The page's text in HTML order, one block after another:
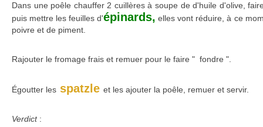
Dans une poêle chauffer 2 cuillères à soupe de d'huile d'olive,
puis mettre les feuilles d'épinards, elles vont réduire, à ce
poivre et de piment.
Rajouter le fromage frais et remuer pour le faire " fondre ".
Égoutter les spatzle et les ajouter la poêle, remuer et servir.
Verdict: